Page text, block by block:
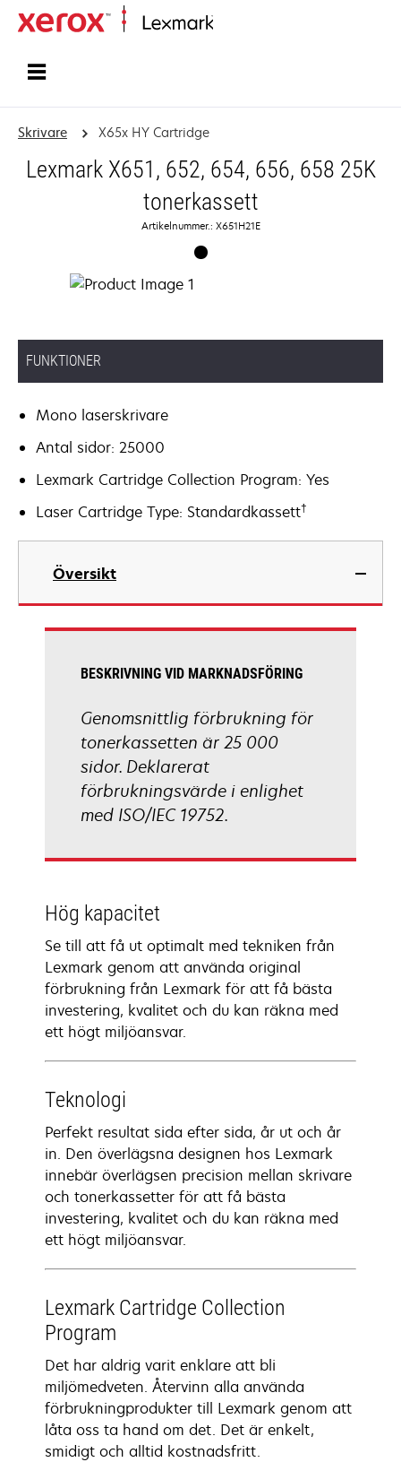
Skrivare X65x HY Cartridge
Lexmark X651, 652, 654, 656, 658 25K
tonerkassett
Artikelnummer.: X651H21E
FUNKTIONER
Mono laserskrivare
Antal sidor: 25000
Lexmark Cartridge Collection Program: Yes
Laser Cartridge Type: Standardkassett†
Översikt
BESKRIVNING VID MARKNADSFÖRING
Genomsnittlig förbrukning för
tonerkassetten är 25 000
sidor. Deklarerat
förbrukningsvärde i enlighet
med ISO/IEC 19752.
Hög kapacitet
Se till att få ut optimalt med tekniken från
Lexmark genom att använda original
förbrukning från Lexmark för att få bästa
investering, kvalitet och du kan räkna med
ett högt miljöansvar.
Teknologi
Perfekt resultat sida efter sida, år ut och år
in. Den överlägsna designen hos Lexmark
innebär överlägsen precision mellan skrivare
och tonerkassetter för att få bästa
investering, kvalitet och du kan räkna med
ett högt miljöansvar.
Lexmark Cartridge Collection
Program
Det har aldrig varit enklare att bli
miljömedveten. Återvinn alla använda
förbrukningprodukter till Lexmark genom att
låta oss ta hand om det. Det är enkelt,
smidigt och alltid kostnadsfritt.